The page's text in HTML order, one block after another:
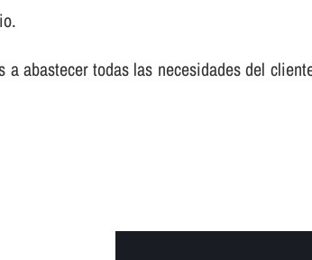
abastecer todas las necesidades del